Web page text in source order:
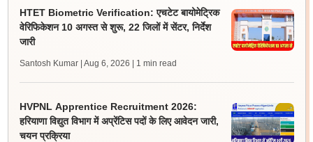
HTET Biometric Verification: एचटेट बायोमेट्रिक
वेरिफिकेशन 10 अगस्त से शुरू, 22 जिलों में सेंटर, निर्देश
जारी
Santosh Kumar | Aug 6, 2026 | 1 min read
HVPNL Apprentice Recruitment 2026:
हरियाणा विद्युत विभाग में अप्रेंटिस पदों के लिए आवेदन जारी,
चयन प्रक्रिया